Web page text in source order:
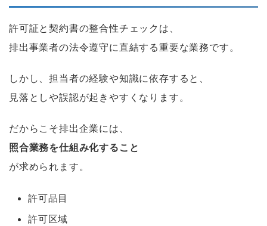
許可証と契約書の整合性チェックは、
排出事業者の法令遵守に直結する重要な業務です。
しかし、担当者の経験や知識に依存すると、
見落としや誤認が起きやすくなります。
だからこそ排出企業には、
照合業務を仕組み化すること
が求められます。
許可品目
許可区域